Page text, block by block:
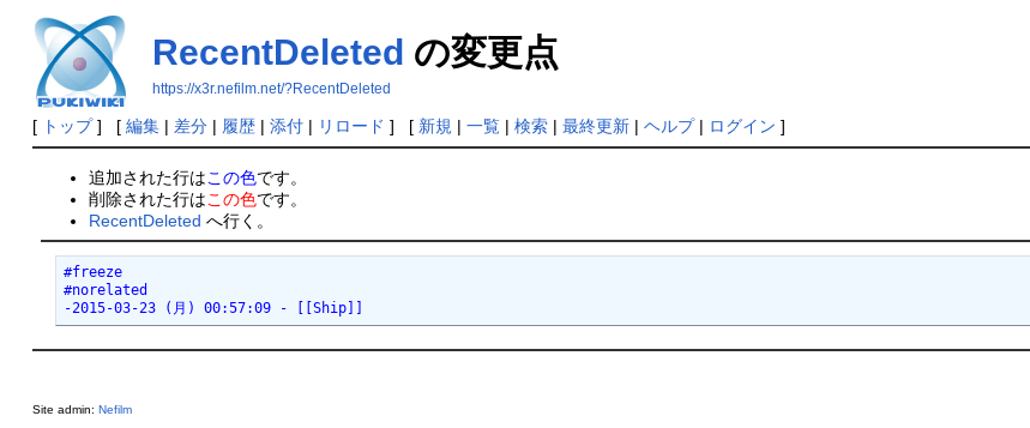
RecentDeleted の変更点
https://x3r.nefilm.net/?RecentDeleted
[ トップ] [ 編集| 差分| 履歴| 添付| リロード ] [ 新規 | 一覧| 検索| 最終更新| ヘルプ| ログイン ]
追加された行はこの色です。
削除された行はこの色です。
RecentDeleted へ行く。
#freeze
#norelated
-2015-03-23 (月) 00:57:09 - [[Ship]]
Site admin: Nefilm